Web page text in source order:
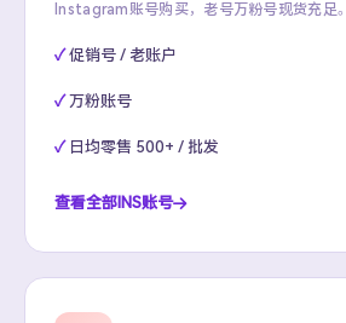
Instagram账号购买，老号万粉号现货充足。
促销号 / 老账户
万粉账号
日均零售 500+ / 批发
查看全部INS账号